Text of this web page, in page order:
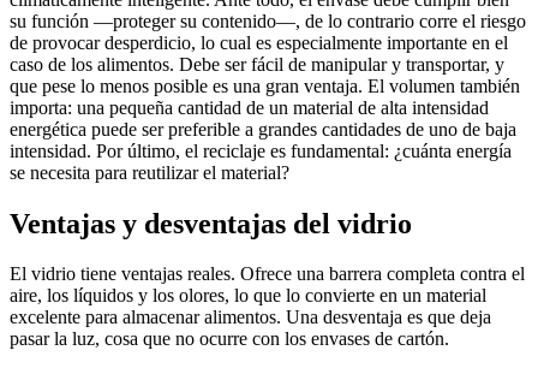
su función —proteger su contenido—, de lo contrario corre el riesgo
de provocar desperdicio, lo cual es especialmente importante en el
caso de los alimentos. Debe ser fácil de manipular y transportar, y
que pese lo menos posible es una gran ventaja. El volumen también
importa: una pequeña cantidad de un material de alta intensidad
energética puede ser preferible a grandes cantidades de uno de baja
intensidad. Por último, el reciclaje es fundamental: ¿cuánta energía
se necesita para reutilizar el material?
Ventajas y desventajas del vidrio
El vidrio tiene ventajas reales. Ofrece una barrera completa contra el
aire, los líquidos y los olores, lo que lo convierte en un material
excelente para almacenar alimentos. Una desventaja es que deja
pasar la luz, cosa que no ocurre con los envases de cartón.